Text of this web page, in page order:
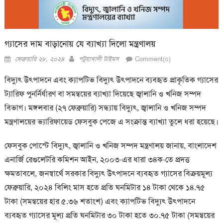
গ্যাসের দাম বাড়ানোয় যে ব্যাখ্যা দিলো মন্ত্রণালয়
Posted
ফেব্রুয়ারি ২৮, ২০২৪ Author
পটুয়াখালী টাইমস Comment(০)
বিদ্যুৎ উৎপাদনে এবং ক্যাপটিভ বিদ্যুৎ উৎপাদনে ব্যবহৃত প্রাকৃতিক গ্যাসের
ট্যারিফ পুনর্নির্ধারণ বা সমন্বয়ের ব্যাখ্যা দিয়েছে জ্বালানি ও খনিজ সম্পদ
বিভাগ। মঙ্গলবার (২৭ ফেব্রুয়ারি) সন্ধ্যায় বিদ্যুৎ, জ্বালানি ও খনিজ সম্পদ
মন্ত্রণালয়ের ভ্যারিফায়েড ফেসবুক পেজে এ সংক্রান্ত ব্যাখ্যা তুলে ধরা হয়েছে।
ফেসবুক পোস্টে বিদ্যুৎ, জ্বালানি ও খনিজ সম্পদ মন্ত্রণালয় জানায়, বাংলাদেশ
এনার্জি রেগুলেটরি কমিশন আইন, ২০০৩-এর ধারা ৩৪ক-তে প্রদত্ত
ক্ষমতাবলে, জনস্বার্থে সরকার বিদ্যুৎ উৎপাদনে ব্যবহৃত গ্যাসের বিক্রয়মূল্য
ফেব্রুয়ারি, ২০২৪ বিলিং মাস হতে প্রতি ঘনমিটার ১৪ টাকা থেকে ১৪.৭৫
টাকা (সমন্বয়ের হার ৫.৩৬ শতাংশ) এবং ক্যাপটিভ বিদ্যুৎ উৎপাদনে
ব্যবহৃত গ্যাসের মূল্য প্রতি ঘনমিটার ৩০ টাকা হতে ৩০.৭৫ টাকা (সমন্বয়ের